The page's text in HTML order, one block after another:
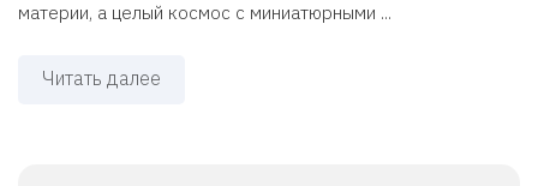
материи, а целый космос с миниатюрными ...
Читать далее